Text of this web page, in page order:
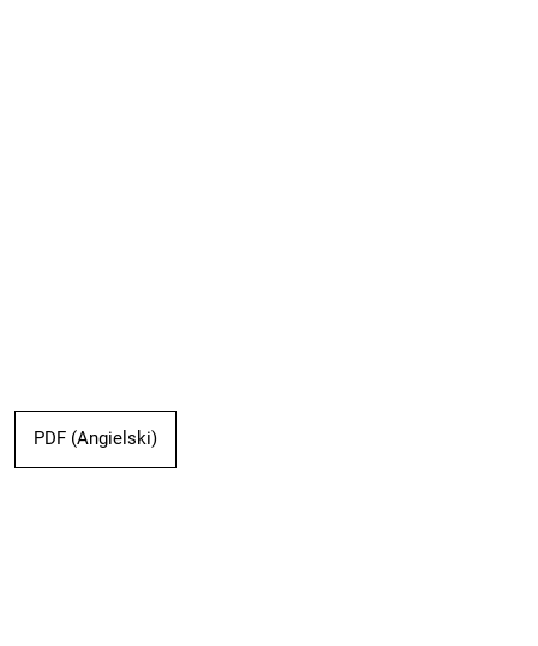
PDF (Angielski)